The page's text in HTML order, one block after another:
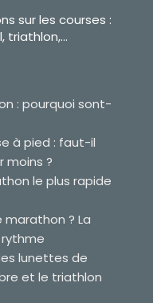
sur les courses :
triathlon,...
: pourquoi sont-
à pied : faut-il
moins ?
le plus rapide
? La
lunettes de
et le triathlon